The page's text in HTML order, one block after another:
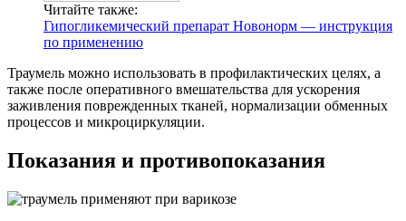
Читайте также:
Гипогликемический препарат Новонорм — инструкция
по применению
Траумель можно использовать в профилактических целях, а
также после оперативного вмешательства для ускорения
заживления поврежденных тканей, нормализации обменных
процессов и микроциркуляции.
Показания и противопоказания